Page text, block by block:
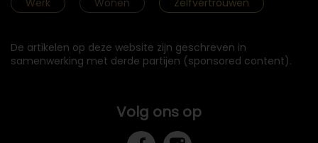
De artikelen op deze website zijn geschreven in
samenwerking met derde partijen (sponsored content).
Volg ons op